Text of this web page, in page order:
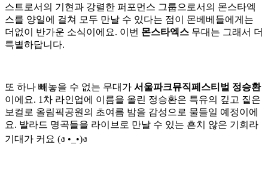
스트로서의 기현과 강렬한 퍼포먼스 그룹으로서의 몬스타엑
스를 양일에 걸쳐 모두 만날 수 있다는 점이 몬베베들에게는
더없이 반가운 소식이에요. 이번 몬스타엑스 무대는 그래서 더
특별하답니다.
또 하나 빼놓을 수 없는 무대가 서울파크뮤직페스티벌 정승환
이에요. 1차 라인업에 이름을 올린 정승환은 특유의 깊고 짙은
보컬로 올림픽공원의 초여름 밤을 감성으로 물들일 예정이에
요. 발라드 명곡들을 라이브로 만날 수 있는 흔치 않은 기회라
기대가 커요 (ง •_•)ง